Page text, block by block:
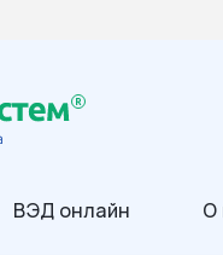
ВЭД онлайн О